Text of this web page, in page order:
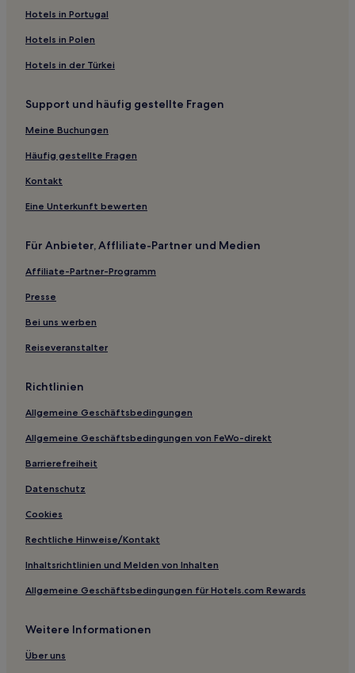
Mörbylånga Hotels
Hotels nahe Fährterminal Oskarshamn Gotland
3-Sterne-Hotels in Kalmar
Hotels mit Parkplatz in Mönsterås
Günstige in Kalmar
Familien in Kalmar
Hotels mit Parkplatz in Barnebo
Hotels mit Parkplatz in Färjestaden
Haustierfreundliche in Borgholm
Hotels in Portugal
Hotels in Polen
Hotels in der Türkei
Support und häufig gestellte Fragen
Meine Buchungen
Häufig gestellte Fragen
Kontakt
Eine Unterkunft bewerten
Für Anbieter, Affliliate-Partner und Medien
Affiliate-Partner-Programm
Presse
Bei uns werben
Reiseveranstalter
Richtlinien
Allgemeine Geschäftsbedingungen
Allgemeine Geschäftsbedingungen von FeWo-direkt
Barrierefreiheit
Datenschutz
Cookies
Rechtliche Hinweise/Kontakt
Inhaltsrichtlinien und Melden von Inhalten
Allgemeine Geschäftsbedingungen für Hotels.com Rewards
Weitere Informationen
Über uns